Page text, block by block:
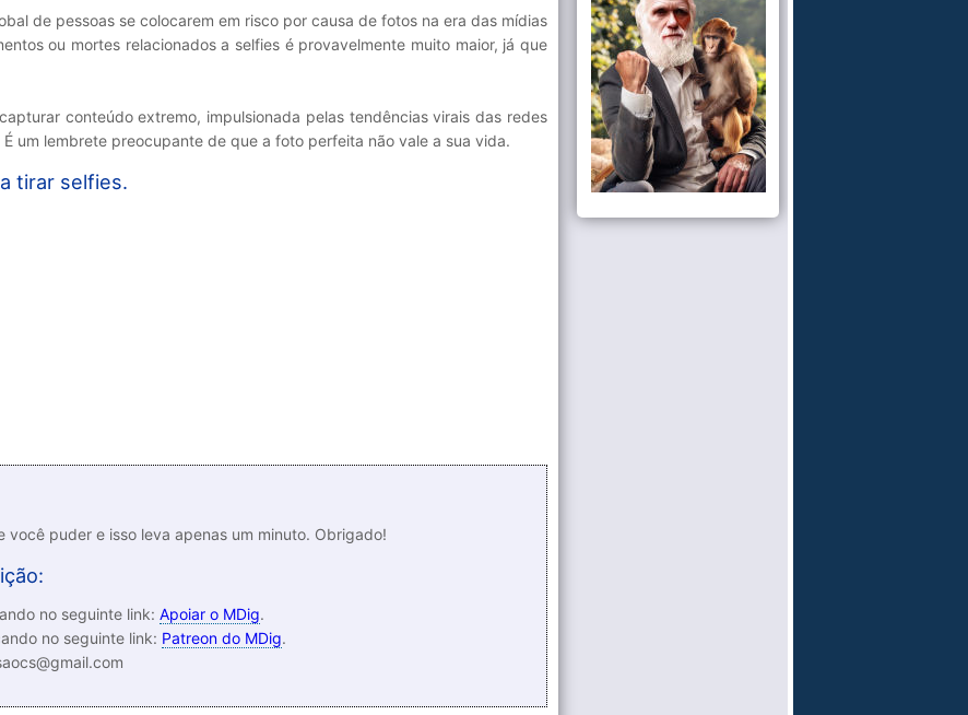
de pessoas se colocarem em risco por causa de fotos na era das mídias
ou mortes relacionados a selfies é provavelmente muito maior, já que
conteúdo extremo, impulsionada pelas tendências virais das redes
um lembrete preocupante de que a foto perfeita não vale a sua vida.
tirar selfies.
você puder e isso leva apenas um minuto. Obrigado!
no seguinte link: Apoiar o MDig.
no seguinte link: Patreon do MDig.